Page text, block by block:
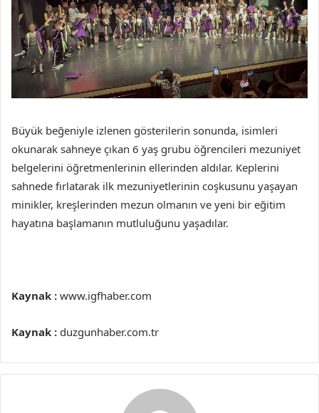
Büyük beğeniyle izlenen gösterilerin sonunda, isimleri
okunarak sahneye çıkan 6 yaş grubu öğrencileri mezuniyet
belgelerini öğretmenlerinin ellerinden aldılar. Keplerini
sahnede fırlatarak ilk mezuniyetlerinin coşkusunu yaşayan
minikler, kreşlerinden mezun olmanın ve yeni bir eğitim
hayatına başlamanın mutluluğunu yaşadılar.
Kaynak : www.igfhaber.com
Kaynak : duzgunhaber.com.tr